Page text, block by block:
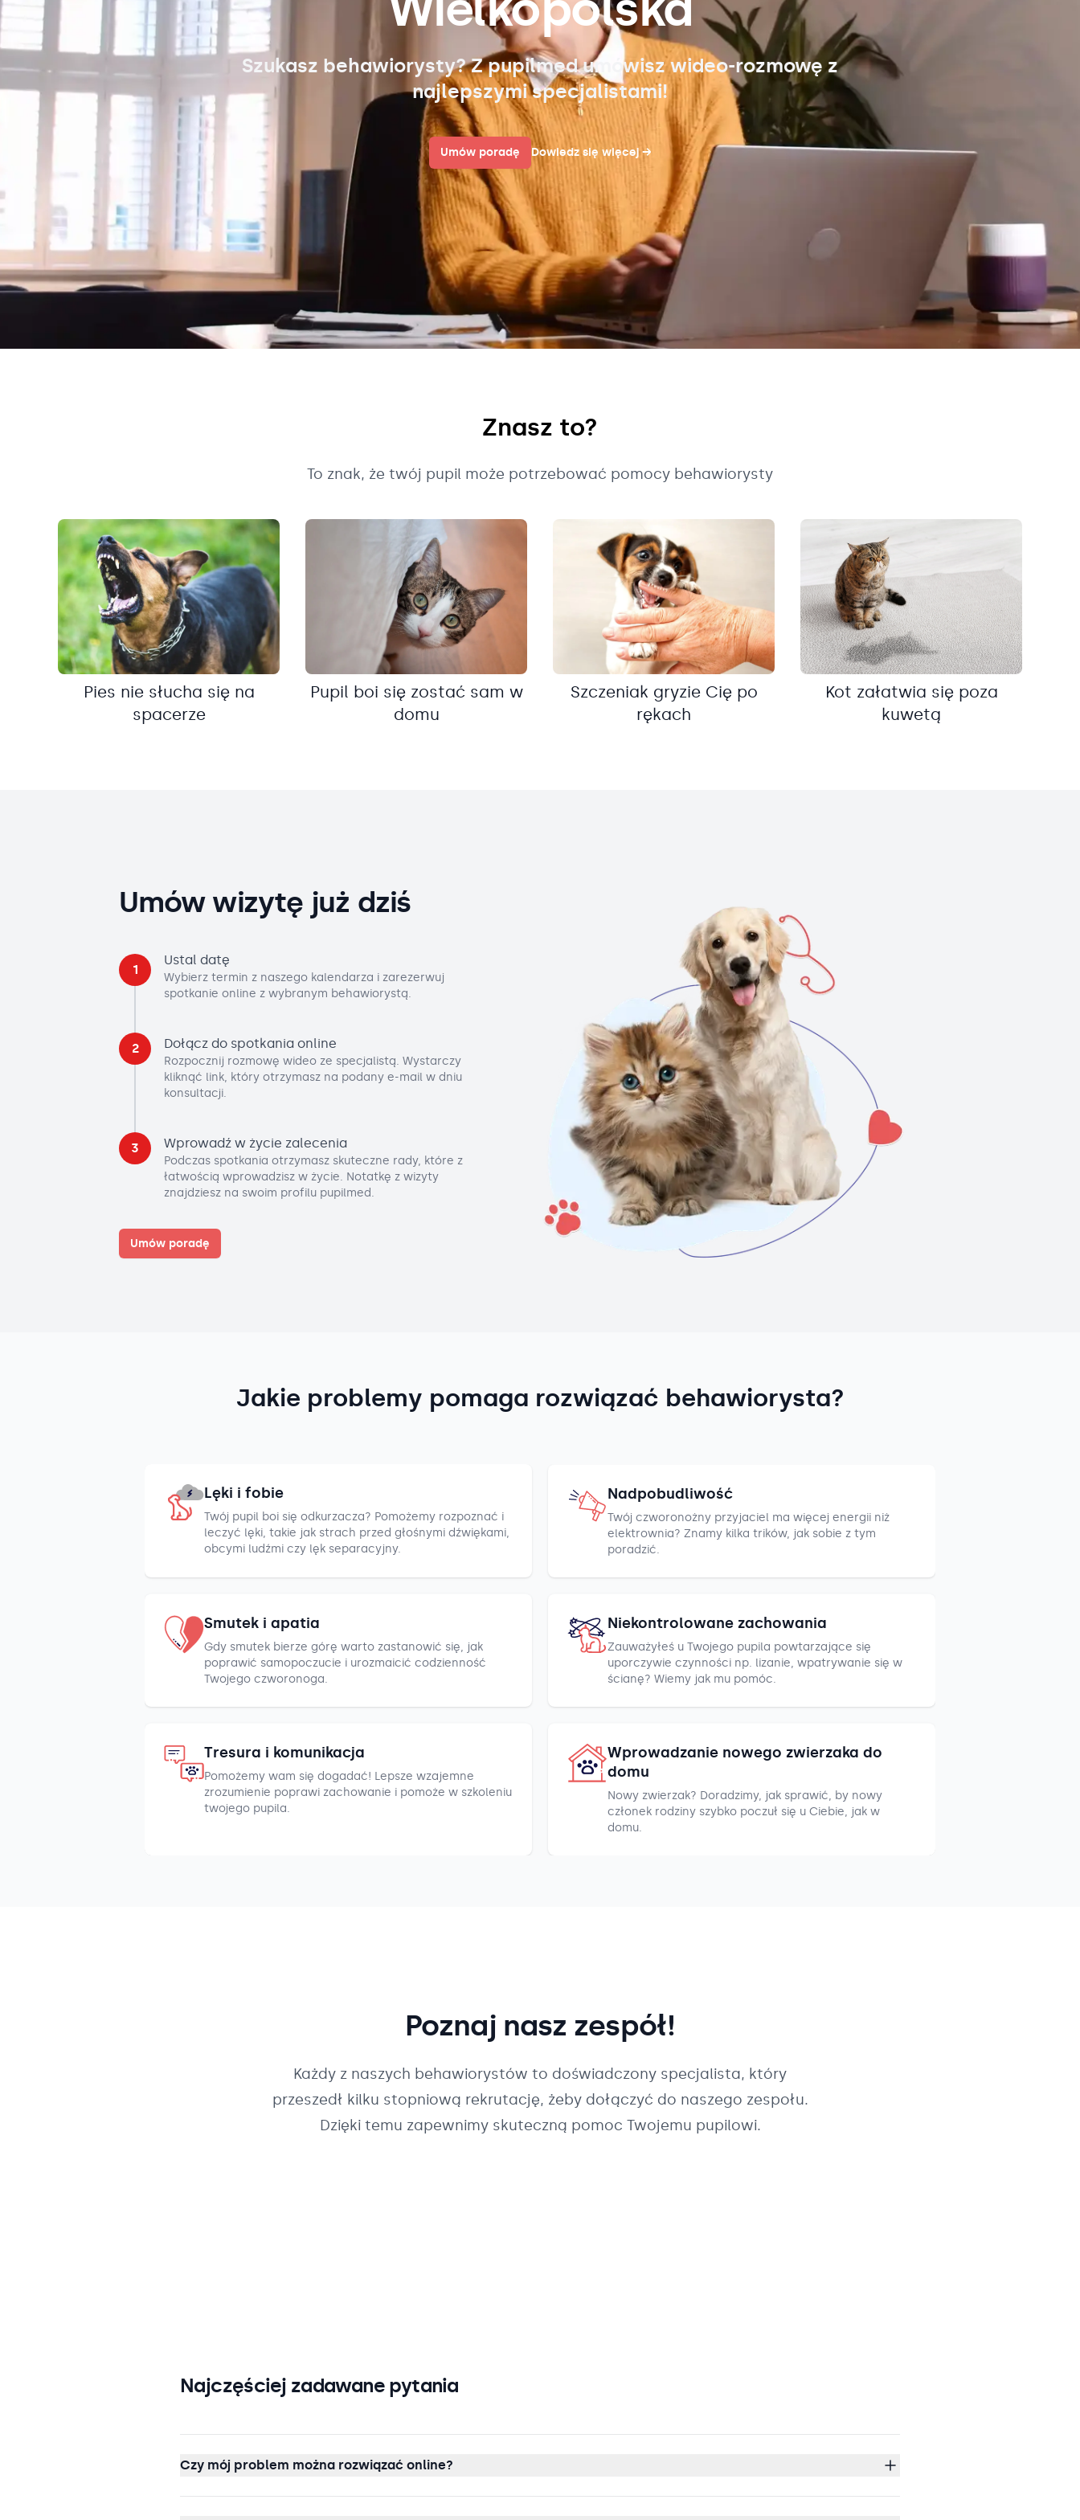
Szukasz behawiorysty? Z pupilmed umówisz wideo-rozmowę z
najlepszymi specjalistami!
Umów poradę Dowiedz się więcej→
Znasz to?
To znak, że twój pupil może potrzebować pomocy behawiorysty
Pies nie słucha się na
spacerze
Pupil boi się zostać sam w
domu
Szczeniak gryzie Cię po
rękach
Kot załatwia się poza
kuwetą
Umów wizytę już dziś
1
Ustal datę
Wybierz termin z naszego kalendarza i zarezerwuj
spotkanie online z wybranym behawiorystą.
2 Dołącz do spotkania online
Rozpocznij rozmowę wideo ze specjalistą. Wystarczy
kliknąć link, który otrzymasz na podany e-mail w dniu
konsultacji.
3 Wprowadź w życie zalecenia
Podczas spotkania otrzymasz skuteczne rady, które z
łatwością wprowadzisz w życie. Notatkę z wizyty
znajdziesz na swoim profilu pupilmed.
Umów poradę
Jakie problemy pomaga rozwiązać behawiorysta?
Lęki i fobie
Twój pupil boi się odkurzacza? Pomożemy rozpoznać i
leczyć lęki, takie jak strach przed głośnymi dźwiękami,
obcymi ludźmi czy lęk separacyjny.
Nadpobudliwość
Twój czworonożny przyjaciel ma więcej energii niż
elektrownia? Znamy kilka trików, jak sobie z tym
poradzić.
Smutek i apatia
Gdy smutek bierze górę warto zastanowić się, jak
poprawić samopoczucie i urozmaicić codzienność
Twojego czworonoga.
Niekontrolowane zachowania
Zauważyłeś u Twojego pupila powtarzające się
uporczywie czynności np. lizanie, wpatrywanie się w
ścianę? Wiemy jak mu pomóc.
Tresura i komunikacja
Pomożemy wam się dogadać! Lepsze wzajemne
zrozumienie poprawi zachowanie i pomoże w szkoleniu
twojego pupila.
Wprowadzanie nowego zwierzaka do
domu
Nowy zwierzak? Doradzimy, jak sprawić, by nowy
członek rodziny szybko poczuł się u Ciebie, jak w
domu.
Poznaj nasz zespół!
Każdy z naszych behawiorystów to doświadczony specjalista, który
przeszedł kilku stopniową rekrutację, żeby dołączyć do naszego zespołu.
Dzięki temu zapewnimy skuteczną pomoc Twojemu pupilowi.
Najczęściej zadawane pytania
Czy mój problem można rozwiązać online?